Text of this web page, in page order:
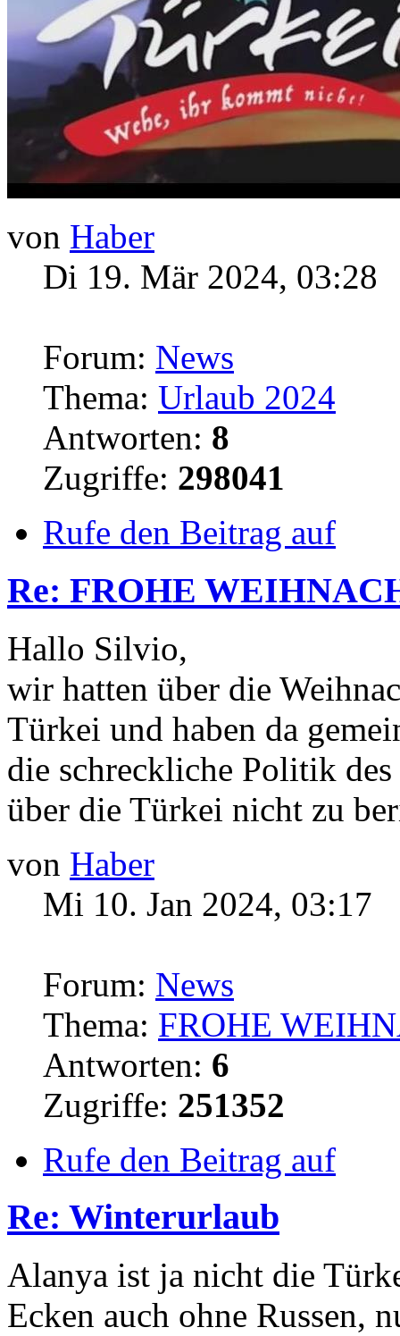
von Haber
Di 19. Mär 2024, 03:28
Forum: News
Thema: Urlaub 2024
Antworten: 8
Zugriffe: 298041
Rufe den Beitrag auf
Re: FROHE
Hallo Silvio,
wir hatten über die
Türkei und haben da
die schreckliche Politik
über die Türkei nicht zu
von Haber
Mi 10. Jan 2024, 03:17
Forum: News
Thema: FROHE
Antworten: 6
Zugriffe: 251352
Rufe den Beitrag auf
Re: Winterurlaub
Alanya ist ja nicht die
Ecken auch ohne Russen,